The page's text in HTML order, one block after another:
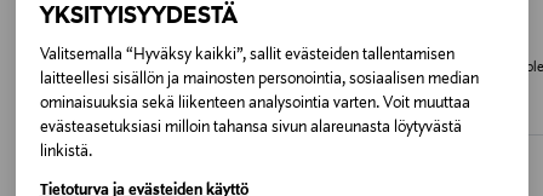
YKSITYISYYDESTÄ
Valitsemalla “Hyväksy kaikki”, sallit evästeiden tallentamisen
laitteellesi sisällön ja mainosten personointia, sosiaalisen median
ominaisuuksia sekä liikenteen analysointia varten. Voit muuttaa
evästeasetuksiasi milloin tahansa sivun alareunasta löytyvästä
linkistä.
Tietoturva ja evästeiden käyttö
QUERCETTI
QUERCETTI Nuppipeli Fantacolor Play
Eco+
QUERCETTI
QUERCETTI tasapainopeli Stay
Original Price
26,99 €